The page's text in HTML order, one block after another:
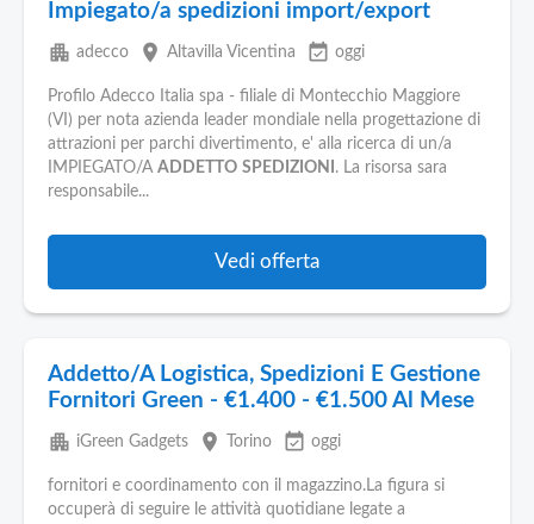
Impiegato/a spedizioni import/export
apartment adecco place Altavilla Vicentina event_available oggi
Profilo Adecco Italia spa - filiale di Montecchio Maggiore
(VI) per nota azienda leader mondiale nella progettazione di
attrazioni per parchi divertimento, e' alla ricerca di un/a
IMPIEGATO/A ADDETTO SPEDIZIONI . La risorsa sara
responsabile...
Vedi offerta
Addetto/A Logistica, Spedizioni E Gestione
Fornitori Green - €1.400 - €1.500 Al Mese
apartment iGreen Gadgets place Torino event_available oggi
fornitori e coordinamento con il magazzino.La figura si
occuperà di seguire le attività quotidiane legate a